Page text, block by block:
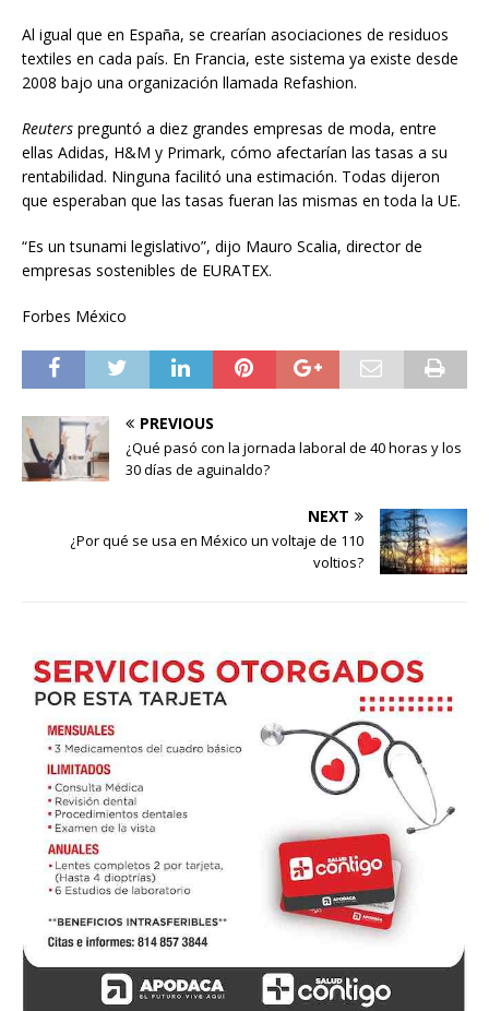
Al igual que en España, se crearían asociaciones de residuos
textiles en cada país. En Francia, este sistema ya existe desde
2008 bajo una organización llamada Refashion.
Reuters preguntó a diez grandes empresas de moda, entre
ellas Adidas, H&M y Primark, cómo afectarían las tasas a su
rentabilidad. Ninguna facilitó una estimación. Todas dijeron
que esperaban que las tasas fueran las mismas en toda la UE.
“Es un tsunami legislativo”, dijo Mauro Scalia, director de
empresas sostenibles de EURATEX.
Forbes México
PREVIOUS
¿Qué pasó con la jornada laboral de 40 horas y los
30 días de aguinaldo?
NEXT
¿Por qué se usa en México un voltaje de 110
voltios?